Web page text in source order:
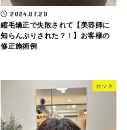
2024.07.20
縮毛矯正で失敗されて【美容師に
知らんぷりされた？！】お客様の
修正施術例
カット